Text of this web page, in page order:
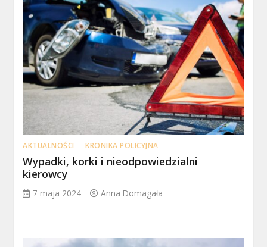
AKTUALNOŚCI KRONIKA POLICYJNA
Wypadki, korki i nieodpowiedzialni
kierowcy
7 maja 2024 Anna Domagała